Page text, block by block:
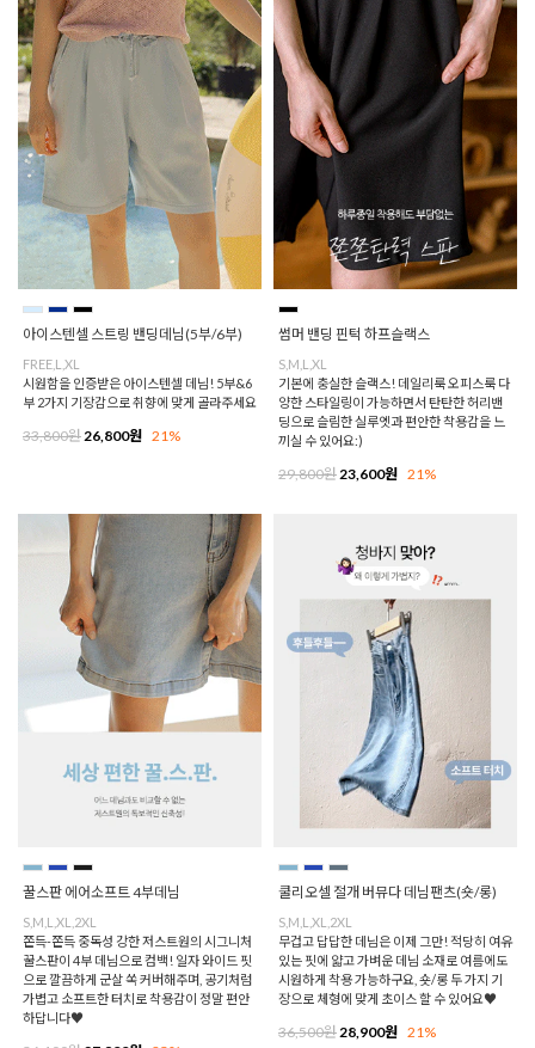
아이스텐셀 스트링 밴딩데님(5부/6부)
FREE,L,XL
시원함을 인증받은 아이스텐셀 데님! 5부&6
부 2가지 기장감으로 취향에 맞게 골라주세요
33,800원26,800원 21%
썸머 밴딩 핀턱 하프슬랙스
S,M,L,XL
기본에 충실한 슬랙스! 데일리룩 오피스룩 다
양한 스타일링이 가능하면서 탄탄한 허리밴
딩으로 슬림한 실루엣과 편안한 착용감을 느
끼실 수 있어요:)
29,800원23,600원 21%
꿀스판 에어소프트 4부데님
S,M,L,XL,2XL
쫀득-쫀득 중독성 강한 저스트원의 시그니처
꿀스판이 4부 데님으로 컴백! 일자 와이드 핏
으로 깔끔하게 군살 쏙 커버해주며, 공기처럼
가볍고 소프트한 터치로 착용감이 정말 편안
하답니다♥
쿨리오셀 절개 버뮤다 데님팬츠(숏/롱)
S,M,L,XL,2XL
무겁고 답답한 데님은 이제 그만! 적당히 여유
있는 핏에 얇고 가벼운 데님 소재로 여름에도
시원하게 착용 가능하구요, 숏/롱 두 가지 기
장으로 체형에 맞게 초이스 할 수 있어요♥
36,500원 28,900원 21%